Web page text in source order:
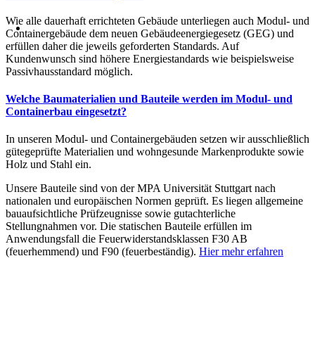
Wie alle dauerhaft errichteten Gebäude unterliegen auch Modul- und
Containergebäude dem neuen Gebäudeenergiegesetz (GEG) und
erfüllen daher die jeweils geforderten Standards. Auf
Kundenwunsch sind höhere Energiestandards wie beispielsweise
Passivhausstandard möglich.
Welche Baumaterialien und Bauteile werden im Modul- und
Containerbau eingesetzt?
In unseren Modul- und Containergebäuden setzen wir ausschließlich
gütegeprüfte Materialien und wohngesunde Markenprodukte sowie
Holz und Stahl ein.
Unsere Bauteile sind von der MPA Universität Stuttgart nach
nationalen und europäischen Normen geprüft. Es liegen allgemeine
bauaufsichtliche Prüfzeugnisse sowie gutachterliche
Stellungnahmen vor. Die statischen Bauteile erfüllen im
Anwendungsfall die Feuerwiderstandsklassen F30 AB
(feuerhemmend) und F90 (feuerbeständig). Hier mehr erfahren